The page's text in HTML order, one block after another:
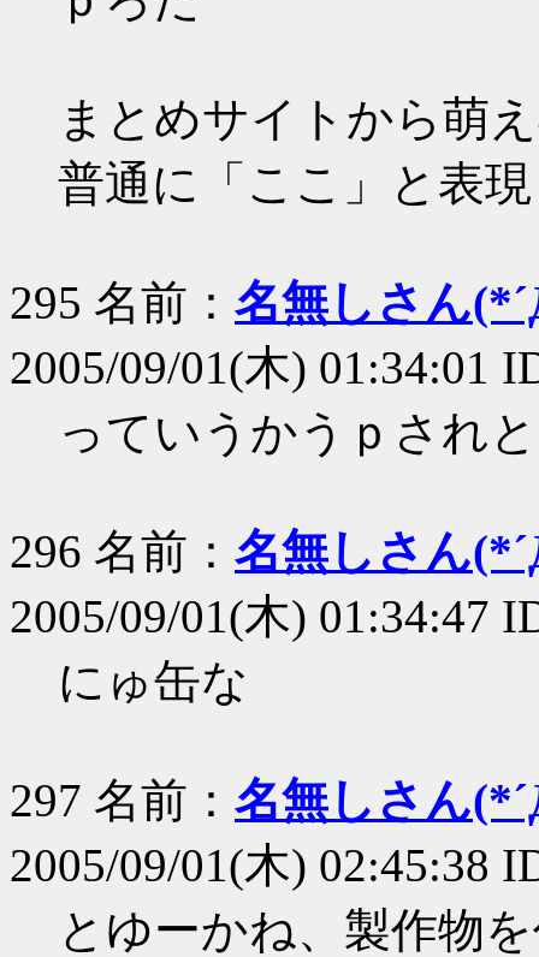
まとめサイトから萌
普通に「ここ」と表
295 名前： 名無しさん
2005/09/01(木) 01:34:01
っていうかうｐされ
296 名前： 名無しさん
2005/09/01(木) 01:34:47
にゅ缶な
297 名前： 名無しさん
2005/09/01(木) 02:45:38
とゆーかね、製作物